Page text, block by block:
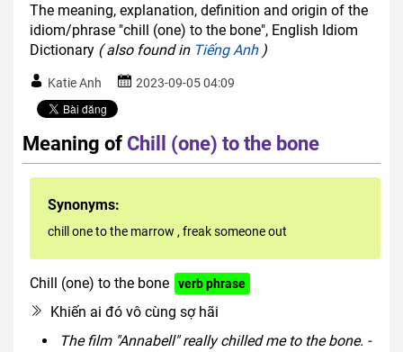
The meaning, explanation, definition and origin of the
idiom/phrase "chill (one) to the bone", English Idiom
Dictionary ( also found in Tiếng Anh)
Katie Anh 2023-09-05 04:09
Meaning of Chill (one) to the bone
Synonyms:
chill one to the marrow , freak someone out
Chill (one) to the bone verb phrase
Khiến ai đó vô cùng sợ hãi
The film "Annabell" really chilled me to the bone. -